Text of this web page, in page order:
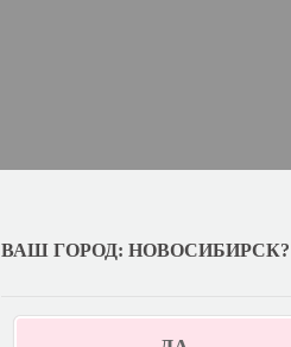
ВАШ ГОРОД: НОВОСИБИРСК?